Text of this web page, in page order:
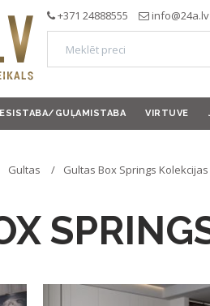
+371 24888555 info@24a.lv
GUĻAMISTABA VIRTUVE
Gultas Gultas Box Springs Kolekcijas